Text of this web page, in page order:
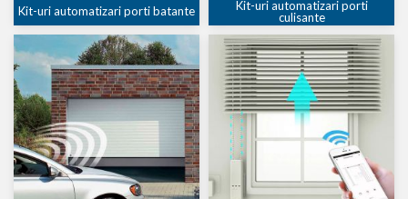
Kit-uri automatizari porti batante
Kit-uri automatizari porti
culisante